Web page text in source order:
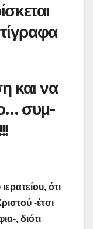
και να
συμ-
ότι
-έτσι
, διότι